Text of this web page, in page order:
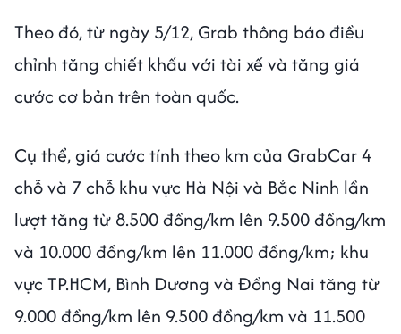
Theo đó, từ ngày 5/12, Grab thông báo điều
chỉnh tăng chiết khấu với tài xế và tăng giá
cước cơ bản trên toàn quốc.
Cụ thể, giá cước tính theo km của GrabCar 4
chỗ và 7 chỗ khu vực Hà Nội và Bắc Ninh lần
lượt tăng từ 8.500 đồng/km lên 9.500 đồng/km
và 10.000 đồng/km lên 11.000 đồng/km; khu
vực TP.HCM, Bình Dương và Đồng Nai tăng từ
9.000 đồng/km lên 9.500 đồng/km và 11.500